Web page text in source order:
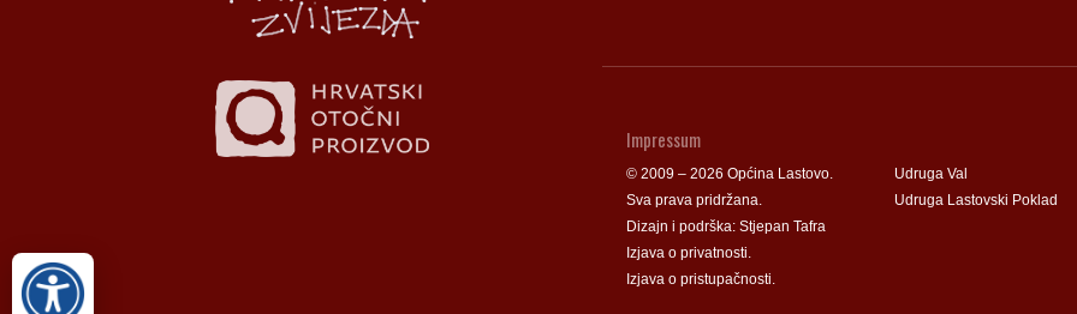
Udruga Val
Udruga Lastovski Poklad
Impressum
© 2009 – 2026 Općina Lastovo.
Sva prava pridržana.
Dizajn i podrška: Stjepan Tafra
Izjava o privatnosti.
Izjava o pristupačnosti.